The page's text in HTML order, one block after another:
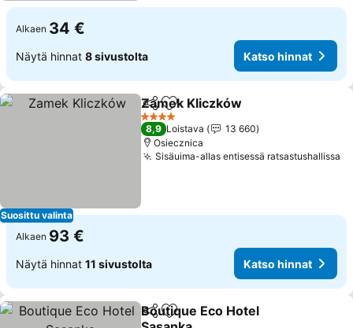
Alkaen 34 €
Näytä hinnat 8 sivustolta Katso hinnat
Suosittu valinta
Jaa Lisää suosikkeihin
Zamek Kliczków
4 Tähtiluokitus
8,9 Loistava
13 660
Osiecznica
Sisäuima-allas entisessä ratsastushallissa
Alkaen 93 €
Näytä hinnat 11 sivustolta Katso hinnat
Jaa Lisää suosikkeihin
Boutique Eco Hotel